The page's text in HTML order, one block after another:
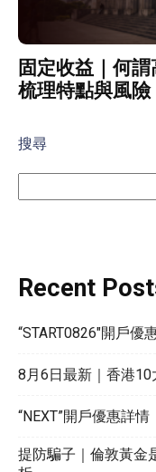
固定收益｜何
梳理特點與風險
搜尋
Recent
“START0826″開戶優
8月6日最新｜香港
“NEXT”開戶優惠詳情
提防騙子｜倫敦黃金